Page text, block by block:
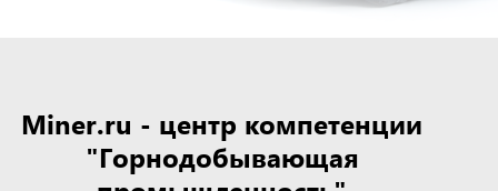
Miner.ru - центр компетенции
"Горнодобывающая